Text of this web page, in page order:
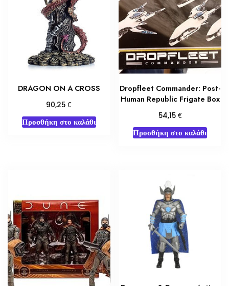
DRAGON ON A CROSS
90,25€
Προσθήκη στο καλάθι
Dropfleet Commander: Post-
Human Republic Frigate Box
54,15 €
Προσθήκη στο καλάθι